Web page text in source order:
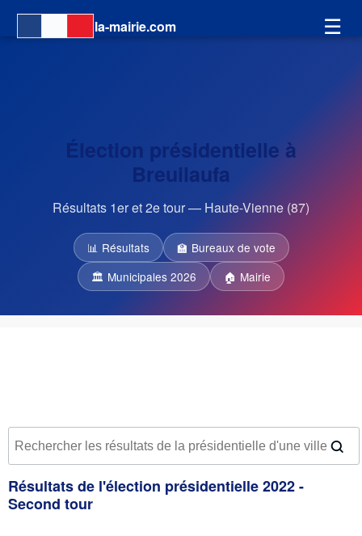
la-mairie.com ☰
Élection présidentielle à
Breuilaufa
Résultats 1er et 2e tour — Haute-Vienne (87)
📊 Résultats
🏫 Bureaux de vote
🏛 Municipales 2026
🏠 Mairie
Résultats de l'élection présidentielle 2022 -
Second tour